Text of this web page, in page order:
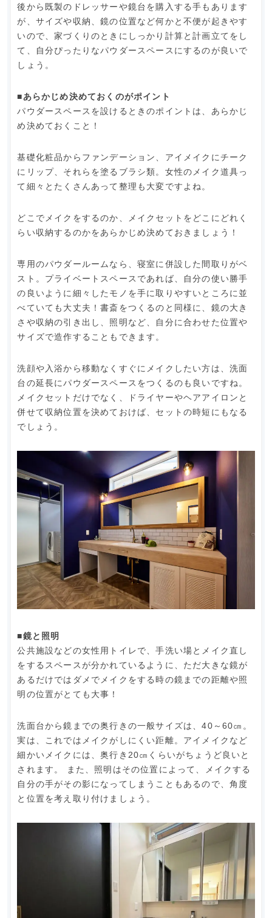
後から既製のドレッサーや鏡台を購入する手もあります
が、サイズや収納、鏡の位置など何かと不便が起きやす
いので、家づくりのときにしっかり計算と計画立てをし
て、自分ぴったりなパウダースペースにするのが良いで
しょう。
■あらかじめ決めておくのがポイント
パウダースペースを設けるときのポイントは、あらかじ
め決めておくこと！
基礎化粧品からファンデーション、アイメイクにチーク
にリップ、それらを塗るブラシ類。女性のメイク道具っ
て細々とたくさんあって整理も大変ですよね。
どこでメイクをするのか、メイクセットをどこにどれく
らい収納するのかをあらかじめ決めておきましょう！
専用のパウダールームなら、寝室に併設した間取りがベ
スト。プライベートスペースであれば、自分の使い勝手
の良いように細々したモノを手に取りやすいところに並
べていても大丈夫！書斎をつくるのと同様に、鏡の大き
さや収納の引き出し、照明など、自分に合わせた位置や
サイズで造作することもできます。
洗顔や入浴から移動なくすぐにメイクしたい方は、洗面
台の延長にパウダースペースをつくるのも良いですね。
メイクセットだけでなく、ドライヤーやヘアアイロンと
併せて収納位置を決めておけば、セットの時短にもなる
でしょう。
■鏡と照明
公共施設などの女性用トイレで、手洗い場とメイク直し
をするスペースが分かれているように、ただ大きな鏡が
あるだけではダメでメイクをする時の鏡までの距離や照
明の位置がとても大事！
洗面台から鏡までの奥行きの一般サイズは、40～60㎝。
実は、これではメイクがしにくい距離。アイメイクなど
細かいメイクには、奥行き20㎝くらいがちょうど良いと
されます。 また、照明はその位置によって、メイクする
自分の手がその影になってしまうこともあるので、角度
と位置を考え取り付けましょう。